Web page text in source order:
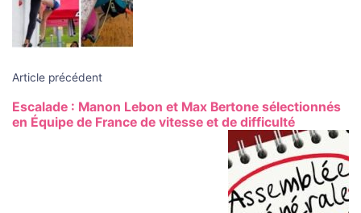
Article précédent
Escalade : Manon Lebon et Max Bertone sélectionnés
en Équipe de France de vitesse et de difficulté